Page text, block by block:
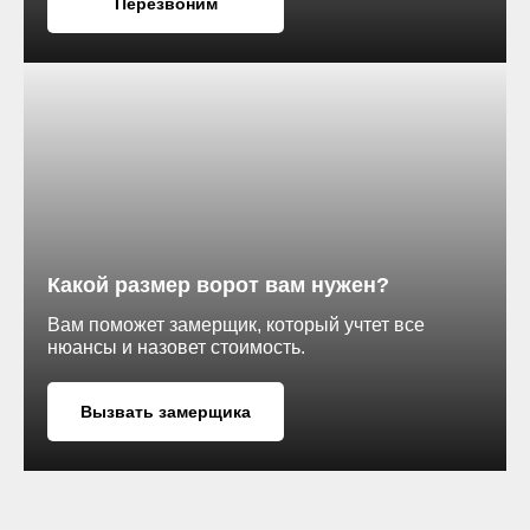
Какой размер ворот вам нужен?
Вам поможет замерщик, который учтет все
нюансы и назовет стоимость.
Вызвать замерщика